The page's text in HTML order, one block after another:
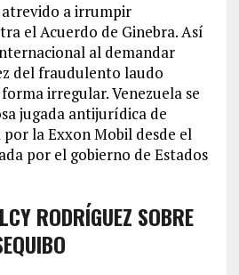
atrevido a irrumpir
el Acuerdo de Ginebra. Así
al demandar
del fraudulento laudo
irregular. Venezuela se
jugada antijurídica de
la Exxon Mobil desde el
por el gobierno de Estados
RODRÍGUEZ SOBRE